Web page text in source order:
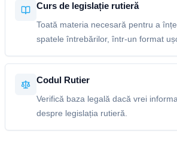
Curs de legislație rutieră
Toată materia necesară pentru a
spatele întrebărilor, într-un format
Codul Rutier
Verifică baza legală dacă vrei
despre legislația rutieră.